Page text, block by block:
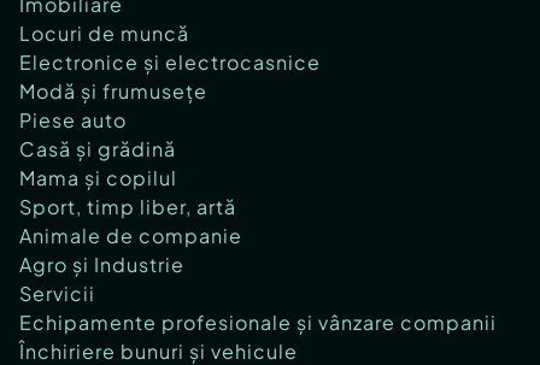
Locuri de muncă
Electronice și electrocasnice
Modă și frumusețe
Piese auto
Casă și grădină
Mama și copilul
Sport, timp liber, artă
Animale de companie
Agro și Industrie
Servicii
Echipamente profesionale și vânzare companii
Închiriere bunuri și vehicule